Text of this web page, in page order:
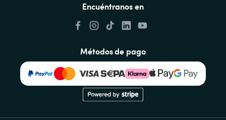
Encuéntranos en
Métodos de pago